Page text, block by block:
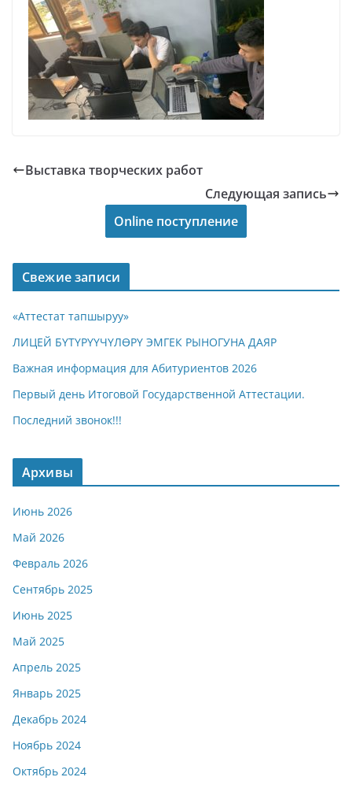
Выставка творческих работ
Следующая запись
Online поступление
Свежие записи
«Аттестат тапшыруу»
ЛИЦЕЙ БҮТҮРҮҮЧҮЛӨРҮ ЭМГЕК РЫНОГУНА ДАЯР
Важная информация для Абитуриентов 2026
Первый день Итоговой Государственной Аттестации.
Последний звонок!!!
Архивы
Июнь 2026
Май 2026
Февраль 2026
Сентябрь 2025
Июнь 2025
Май 2025
Апрель 2025
Январь 2025
Декабрь 2024
Ноябрь 2024
Октябрь 2024